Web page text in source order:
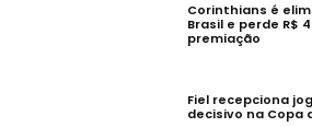
Corinthians é
Brasil e perde R$
premiação
Fiel recepciona
decisivo na Copa